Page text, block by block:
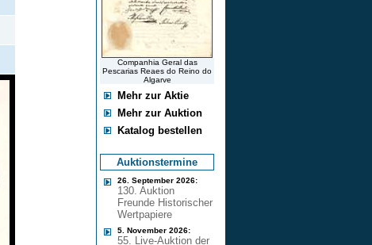
Companhia Geral das
Pescarias Reaes do Reino do
Algarve
Mehr zur Aktie
Mehr zur Auktion
Katalog bestellen
Auktionstermine
26. September 2026:
130. Auktion
Freunde Historischer
Wertpapiere
5. November 2026:
55. Live-Auktion der